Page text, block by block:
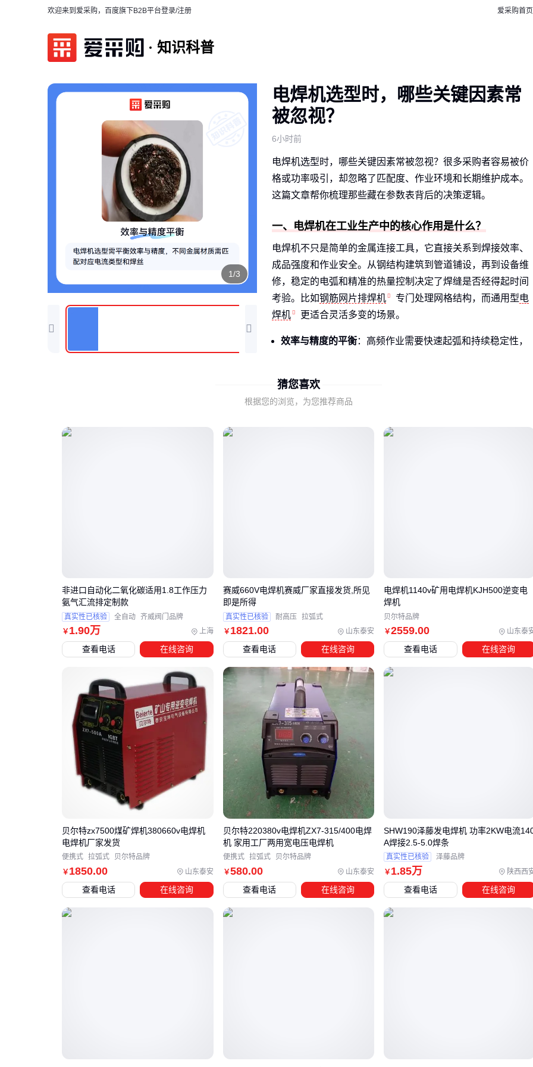
欢迎来到爱采购，百度旗下B2B平台登录/注册 爱采购首页
知识科普
1/3
电焊机选型时，哪些关键因素常
被忽视？
6小时前
电焊机选型时，哪些关键因素常被忽视？很多采购者容易被价
格或功率吸引，却忽略了匹配度、作业环境和长期维护成本。
这篇文章帮你梳理那些藏在参数表背后的决策逻辑。
一、电焊机在工业生产中的核心作用是什么？
电焊机不只是简单的金属连接工具，它直接关系到焊接效率、
成品强度和作业安全。从钢结构建筑到管道铺设，再到设备维
修，稳定的电弧和精准的热量控制决定了焊缝是否经得起时间
考验。比如钢筋网片排焊机 专门处理网格结构，而通用型电
焊机
更适合灵活多变的场景。
效率与精度的平衡：高频作业需要快速起弧和持续稳定性，
电流类型和焊丝
环境限制：矿井、高空或潮湿环境对绝缘性和防护等级有特
负载持续率（暂态负载能力）：标称400A的机器，持续工作
电流可能只有300A
：预置电流、一键引弧、过热保护等细节能大幅降
低操作门槛
⚡️ 记住：最适合的机器是能覆盖90%常规需求，而不是为10%
极端工况买单。
三、不同焊接需求下，如何选择适合的电焊机类型？
根据焊接对象和工艺差异，主流方案可分为三类：
连续焊缝：选通用型 电焊机
性和散热设计
精密点焊：电阻焊机
板或线束加工
自动化场景：点焊机
搭配机械臂能完成批量网片焊接，效
率提升显著
🛠️ 特殊场景如管道环缝焊接，可能需要定制焊枪轨迹的专用设
备。
猜您喜欢
根据您的浏览，为您推荐商品
￥ 1.90万 上海
非进口自动化二氧化碳适用1.8工作压力
氨气汇流排定制款
真实性已核验 全自动 齐威阀门品牌
查看电话 在线咨询
￥ 1821.00 山东泰安
赛威660V电焊机赛威厂家直接发货,所见
即是所得
真实性已核验 耐高压 拉弧式
查看电话 在线咨询
￥2559.00 山东泰
电焊机1140v矿用电焊机KJH500逆变电
焊机
贝尔特品牌
查看电话 在线咨询
￥ 1850.00 山东泰安
贝尔特zx7500煤矿焊机380660v电焊机
电焊机厂家发货
便携式 拉弧式 贝尔特品牌
查看电话 在线咨询
￥580.00 山东泰安
贝尔特220380v电焊机ZX7-315/400电焊
机 家用工厂两用宽电压电焊机
便携式 拉弧式 贝尔特品牌
查看电话 在线咨询
￥ 1.85万 陕西西
SHW190泽藤发电焊机 功率2KW电流
A焊接2.5-5.0焊条
真实性已核验 泽藤品牌
查看电话 在线咨询